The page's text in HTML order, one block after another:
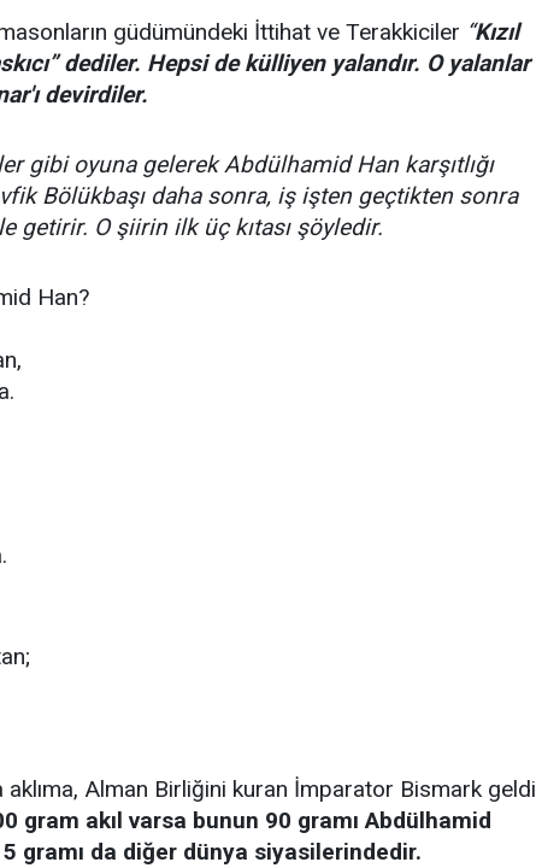
güdümündeki İttihat ve Terakkiciler “Kızıl
dediler. Hepsi de külliyen yalandır. O yalanlar
devirdiler.
gibi oyuna gelerek Abdülhamid Han karşıtlığı
Bölükbaşı daha sonra, iş işten geçtikten sonra
getirir. O şiirin ilk üç kıtası şöyledir.
Han?
Alman Birliğini kuran İmparator Bismark geldi
gram akıl varsa bunun 90 gramı Abdülhamid
gramı da diğer dünya siyasilerindedir.